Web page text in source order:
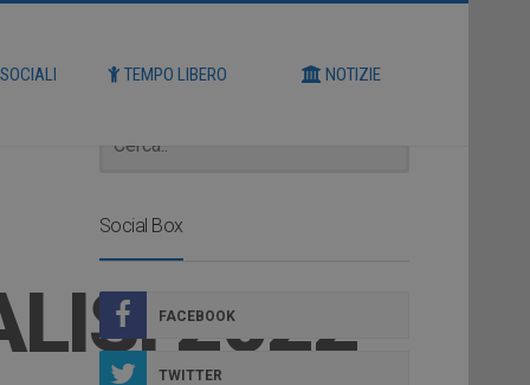
TEMPO LIBERO NOTIZIE
2022
Social Box
FACEBOOK
TWITTER